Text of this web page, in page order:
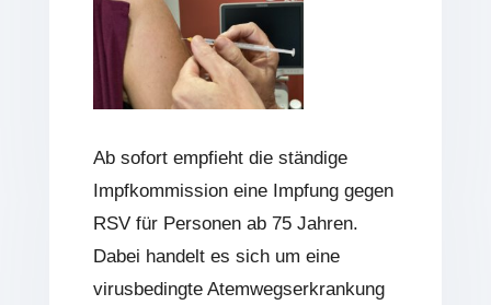
Ab sofort empfieht die ständige
Impfkommission eine Impfung gegen
RSV für Personen ab 75 Jahren.
Dabei handelt es sich um eine
virusbedingte Atemwegserkrankung